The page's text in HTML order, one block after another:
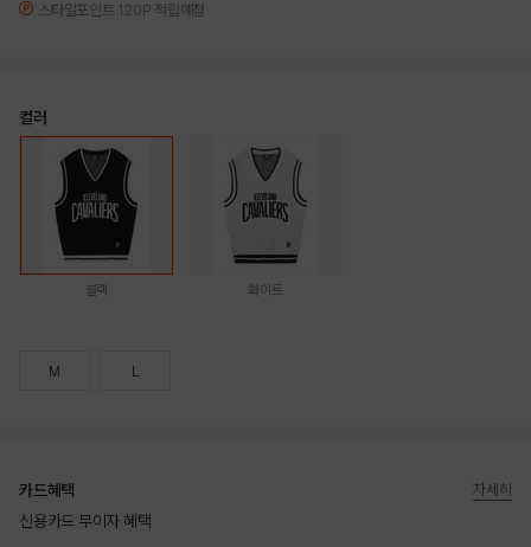
스타일포인트 120P 적립예정
컬러
블랙 화이트
M L
카드혜택
신용카드 무이자 혜택
자세히